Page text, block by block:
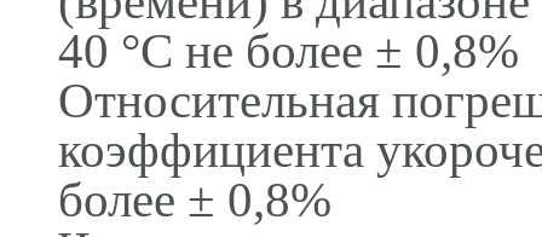
40 °С не более ± 0,8%
Относительная
коэффициента
более ± 0,8%